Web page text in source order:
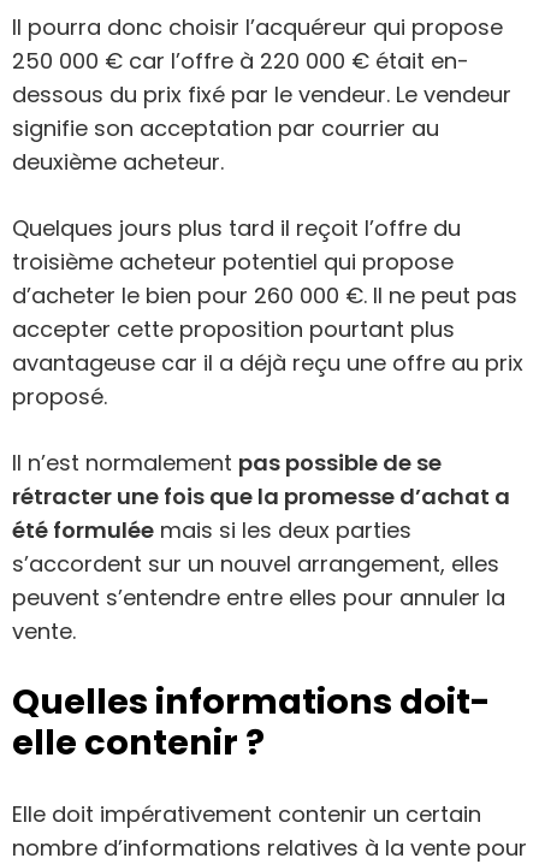
Il pourra donc choisir l’acquéreur qui propose
250 000 € car l’offre à 220 000 € était en-
dessous du prix fixé par le vendeur. Le vendeur
signifie son acceptation par courrier au
deuxième acheteur.
Quelques jours plus tard il reçoit l’offre du
troisième acheteur potentiel qui propose
d’acheter le bien pour 260 000 €. Il ne peut pas
accepter cette proposition pourtant plus
avantageuse car il a déjà reçu une offre au prix
proposé.
Il n’est normalement pas possible de se
rétracter une fois que la promesse d’achat a
été formulée mais si les deux parties
s’accordent sur un nouvel arrangement, elles
peuvent s’entendre entre elles pour annuler la
vente.
Quelles informations doit-
elle contenir ?
Elle doit impérativement contenir un certain
nombre d’informations relatives à la vente pour